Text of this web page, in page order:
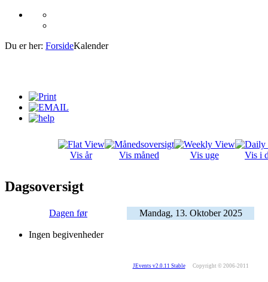
Du er her: ForsideKalender
Vis år Vis måned Vis uge Vis i
Dagsoversigt
Dagen før Mandag, 13. Oktober 2025
Ingen begivenheder
JEvents v2.0.11 Stable Copyright © 2006-2011